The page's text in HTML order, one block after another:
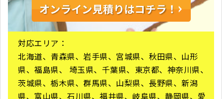
対応エリア：
北海道、青森県、岩手県、宮城県、秋田県、山形
県、福島県、 埼玉県、千葉県、東京都、神奈川県、
茨城県、栃木県、群馬県、山梨県、長野県、新潟
県、富山県、石川県、福井県、岐阜県、静岡県、愛